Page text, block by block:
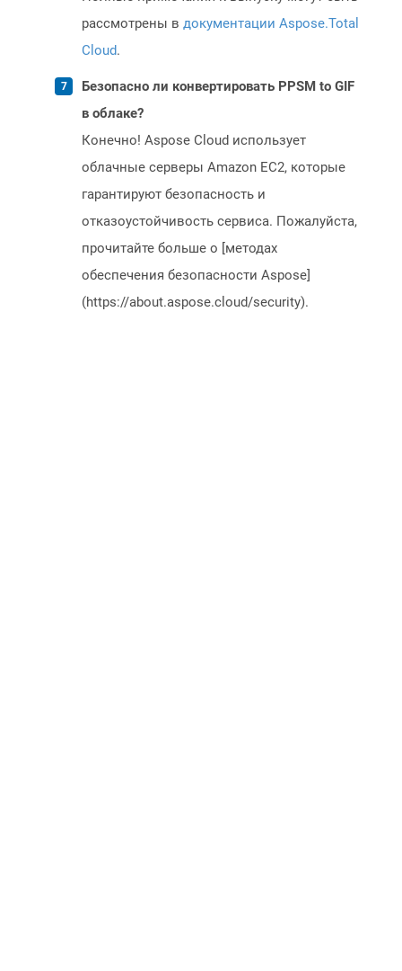
рассмотрены в документации Aspose.Total
Cloud.
Безопасно ли конвертировать PPSM to GIF
в облаке?
Конечно! Aspose Cloud использует
облачные серверы Amazon EC2, которые
гарантируют безопасность и
отказоустойчивость сервиса. Пожалуйста,
прочитайте больше о [методах
обеспечения безопасности Aspose]
(https://about.aspose.cloud/security).